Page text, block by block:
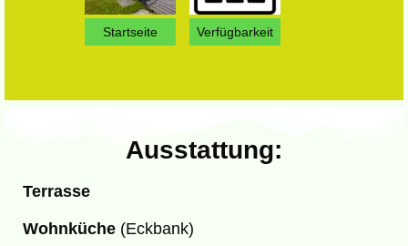
Startseite Verfügbarkeit
Ausstattung:
Terrasse
Wohnküche (Eckbank)